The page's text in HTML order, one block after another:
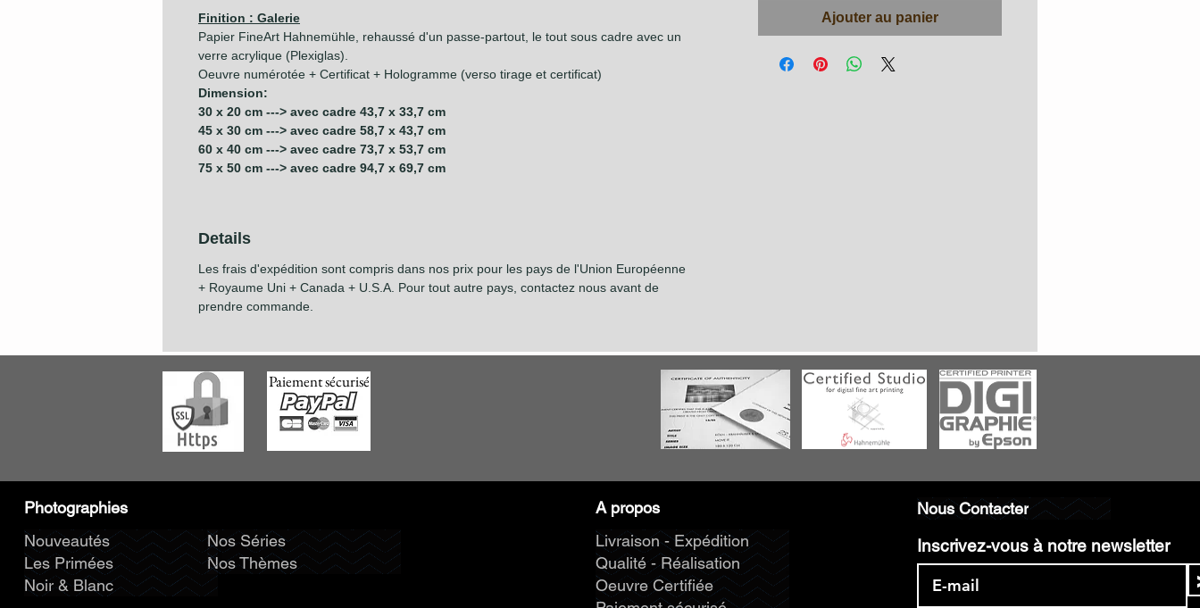
Finition : Galerie
Papier FineArt Hahnemühle, rehaussé d'un passe-partout, le tout sous cadre avec un
verre acrylique (Plexiglas).
Oeuvre numérotée + Certificat + Hologramme (verso tirage et certificat)
Dimension:
30 x 20 cm ---> avec cadre 43,7 x 33,7 cm
45 x 30 cm ---> avec cadre 58,7 x 43,7 cm
60 x 40 cm ---> avec cadre 73,7 x 53,7 cm
75 x 50 cm ---> avec cadre 94,7 x 69,7 cm
Details
Les frais d'expédition sont compris dans nos prix pour les pays de l'Union Européenne
+ Royaume Uni + Canada + U.S.A. Pour tout autre pays, contactez nous avant de
prendre commande.
Ajouter au panier
Paiement sécurisé
Photographies
Nouveautés
Nos Séries
Nos Thèmes
Les Primées
Noir & Blanc
A propos
Livraison - Expédition
Qualité - Réalisation
Oeuvre Certifiée
Nous Contacter
Inscrivez-vous à notre newsletter